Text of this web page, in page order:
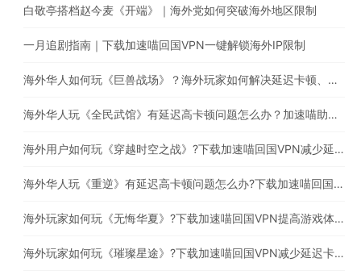
白敬亭搭档赵今麦《开端》｜海外党如何突破海外地区限制
一月追剧指南｜下载加速喵回国VPN一键解锁海外IP限制
海外华人如何玩《巨兽战场》？海外玩家如何解决延迟卡顿、丢包等问题
海外华人玩《全民武馆》有延迟高卡顿问题怎么办？加速喵助你一键穿梭回国
海外用户如何玩《穿越时空之战》?下载加速喵回国VPN减少延迟卡顿问题
海外华人玩《重逆》有延迟高卡顿问题怎么办?下载加速喵回国VPN提高游戏体验
海外玩家如何玩《无悔华夏》?下载加速喵回国VPN提高游戏体验
海外玩家如何玩《璀璨星途》?下载加速喵回国VPN减少延迟卡顿问题